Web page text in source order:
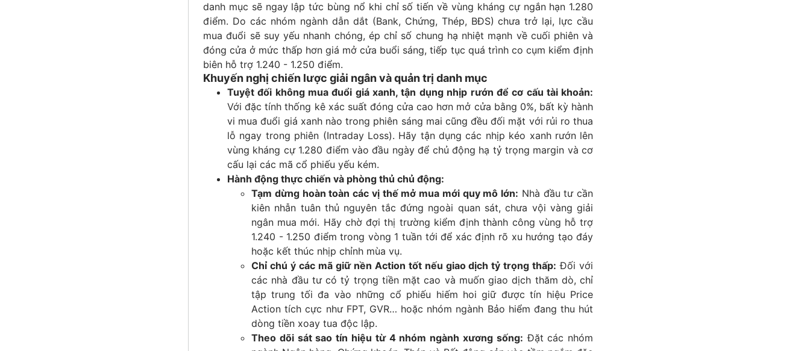
danh mục sẽ ngay lập tức bùng nổ khi chỉ số tiến về vùng kháng cự ngắn hạn 1.280
điểm. Do các nhóm ngành dẫn dắt (Bank, Chứng, Thép, BĐS) chưa trở lại, lực cầu
mua đuổi sẽ suy yếu nhanh chóng, ép chỉ số chung hạ nhiệt mạnh về cuối phiên và
đóng cửa ở mức thấp hơn giá mở cửa buổi sáng, tiếp tục quá trình co cụm kiểm định
biên hỗ trợ 1.240 - 1.250 điểm.
Khuyến nghị chiến lược giải ngân và quản trị danh mục
Tuyệt đối không mua đuổi giá xanh, tận dụng nhịp rướn để cơ cấu tài khoản:
Với đặc tính thống kê xác suất đóng cửa cao hơn mở cửa bằng 0%, bất kỳ hành
vi mua đuổi giá xanh nào trong phiên sáng mai cũng đều đối mặt với rủi ro thua
lỗ ngay trong phiên (Intraday Loss). Hãy tận dụng các nhịp kéo xanh rướn lên
vùng kháng cự 1.280 điểm vào đầu ngày để chủ động hạ tỷ trọng margin và cơ
cấu lại các mã cổ phiếu yếu kém.
Hành động thực chiến và phòng thủ chủ động:
Tạm dừng hoàn toàn các vị thế mở mua mới quy mô lớn: Nhà đầu tư cần
kiên nhẫn tuân thủ nguyên tắc đứng ngoài quan sát, chưa vội vàng giải
ngân mua mới. Hãy chờ đợi thị trường kiểm định thành công vùng hỗ trợ
1.240 - 1.250 điểm trong vòng 1 tuần tới để xác định rõ xu hướng tạo đáy
hoặc kết thúc nhịp chỉnh mùa vụ.
Chỉ chú ý các mã giữ nền Action tốt nếu giao dịch tỷ trọng thấp: Đối với
các nhà đầu tư có tỷ trọng tiền mặt cao và muốn giao dịch thăm dò, chỉ
tập trung tối đa vào những cổ phiếu hiếm hoi giữ được tín hiệu Price
Action tích cực như FPT, GVR… hoặc nhóm ngành Bảo hiểm đang thu hút
dòng tiền xoay tua độc lập.
Theo dõi sát sao tín hiệu từ 4 nhóm ngành xương sống: Đặt các nhóm